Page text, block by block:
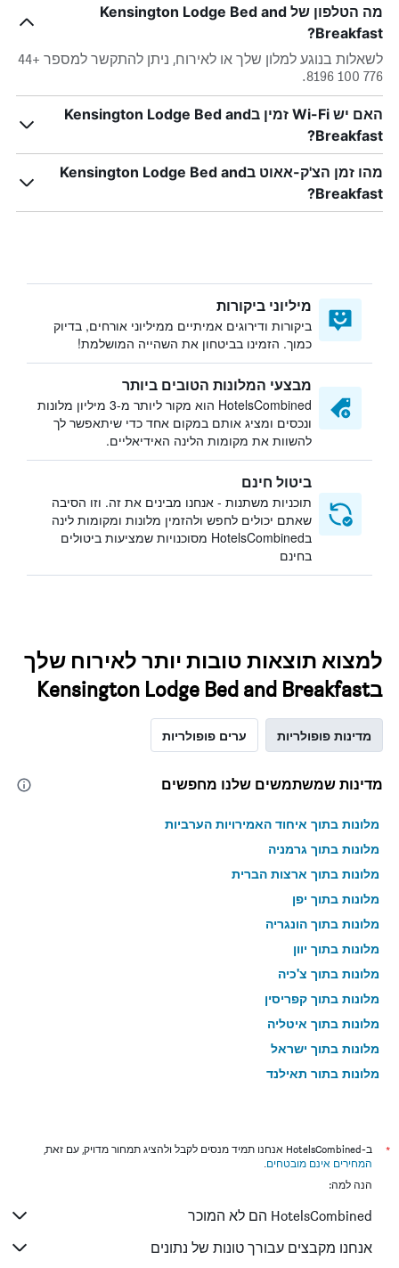
מה הטלפון של Kensington Lodge Bed and
Breakfast?
לשאלות בנוגע למלון שלך או לאירוח, ניתן להתקשר למספר +44
776 100 8196.
האם יש Wi-Fi זמין בKensington Lodge Bed and
Breakfast?
מהו זמן הצ'ק-אאוט בKensington Lodge Bed and
Breakfast?
מיליוני ביקורות
ביקורות ודירוגים אמיתיים ממיליוני אורחים, בדיוק
כמוך. הזמינו בביטחון את השהייה המושלמת!
מבצעי המלונות הטובים ביותר
HotelsCombined הוא מקור ליותר מ-3 מיליון מלונות
ונכסים ומציג אותם במקום אחד כדי שיתאפשר לך
להשוות את מקומות הלינה האידיאליים.
ביטול חינם
תוכניות משתנות - אנחנו מבינים את זה. וזו הסיבה
שאתם יכולים לחפש ולהזמין מלונות ומקומות לינה
בHotelsCombined מסוכנויות שמציעות ביטולים
בחינם
למצוא תוצאות טובות יותר לאירוח שלך
בKensington Lodge Bed and Breakfast
מדינות פופולריות ערים פופולריות
מדינות שמשתמשים שלנו מחפשים
מלונות בתוך איחוד האמירויות הערביות
מלונות בתוך גרמניה
מלונות בתוך ארצות הברית
מלונות בתוך יפן
מלונות בתוך הונגריה
מלונות בתוך יוון
מלונות בתוך צ'כיה
מלונות בתוך קפריסין
מלונות בתוך איטליה
מלונות בתוך ישראל
מלונות בתוך תאילנד
*
ב-HotelsCombined אנחנו תמיד מנסים לקבל ולהציג תמחור מדויק, עם זאת,
המחירים אינם מובטחים.
הנה למה:
HotelsCombined הם לא המוכר
אנחנו מקבצים עבורך טונות של נתונים